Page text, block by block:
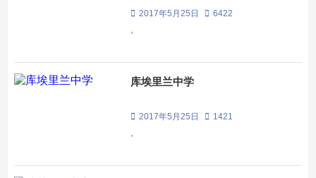
2017年5月25日 6422
库埃里兰中学
2017年5月25日 1421